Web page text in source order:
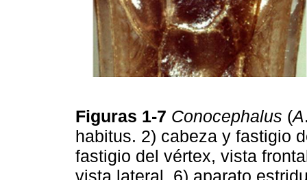
Figuras 1-7 Conocephalus (A
habitus. 2) cabeza y fastigio
fastigio del vértex, vista
vista lateral. 6) aparato